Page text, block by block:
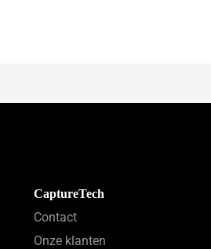
CaptureTech
Contact
Onze klanten